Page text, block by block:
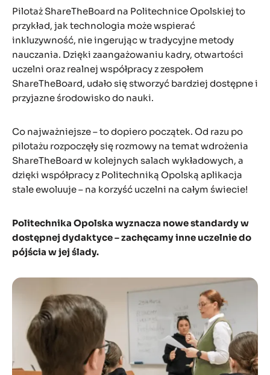
Pilotaż ShareTheBoard na Politechnice Opolskiej to
przykład, jak technologia może wspierać
inkluzywność, nie ingerując w tradycyjne metody
nauczania. Dzięki zaangażowaniu kadry, otwartości
uczelni oraz realnej współpracy z zespołem
ShareTheBoard, udało się stworzyć bardziej dostępne i
przyjazne środowisko do nauki.
Co najważniejsze – to dopiero początek. Od razu po
pilotażu rozpoczęły się rozmowy na temat wdrożenia
ShareTheBoard w kolejnych salach wykładowych, a
dzięki współpracy z Politechniką Opolską aplikacja
stale ewoluuje – na korzyść uczelni na całym świecie!
Politechnika Opolska wyznacza nowe standardy w
dostępnej dydaktyce – zachęcamy inne uczelnie do
pójścia w jej ślady.